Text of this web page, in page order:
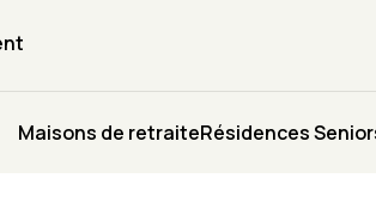
Maisons de retraiteRésidences